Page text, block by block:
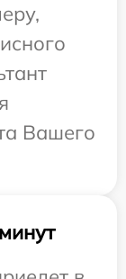
Вашего